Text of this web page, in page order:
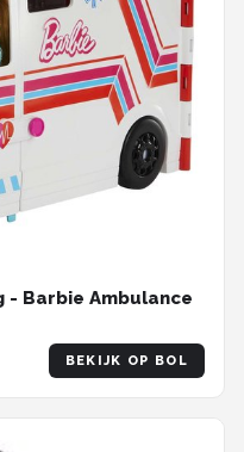
- Barbie Ambulance
BEKIJK OP BOL